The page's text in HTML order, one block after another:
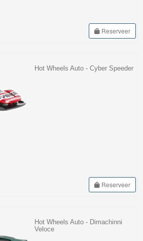
Reserveer
Hot Wheels Auto - Cyber Speeder
Reserveer
Hot Wheels Auto - Dimachinni
Veloce